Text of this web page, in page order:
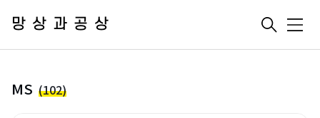
망상과공상 메
MS (102)